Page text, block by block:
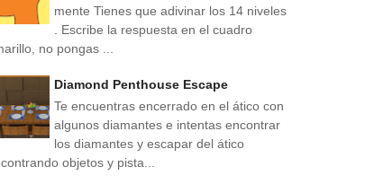
mente Tienes que adivinar los 14 niveles
. Escribe la respuesta en el cuadro
no pongas ...
Diamond Penthouse Escape
Te encuentras encerrado en el ático con
algunos diamantes e intentas encontrar
los diamantes y escapar del ático
objetos y pista...